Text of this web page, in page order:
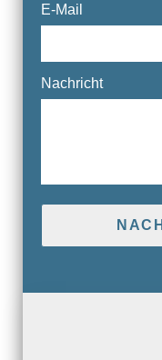
E-Mail
Nachricht